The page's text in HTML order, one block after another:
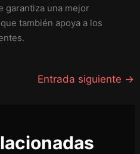
garantiza una mejor
también apoya a los
Entrada siguiente →